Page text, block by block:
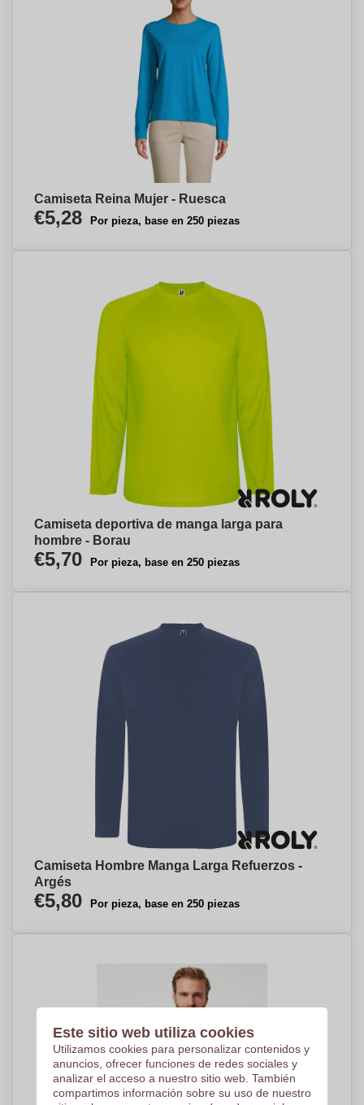
Camiseta Reina Mujer - Ruesca
€5,28 Por pieza, base en 250 piezas
Camiseta deportiva de manga larga para
hombre - Borau
€5,70 Por pieza, base en 250 piezas
Camiseta Hombre Manga Larga Refuerzos -
Argés
€5,80 Por pieza, base en 250 piezas
Este sitio web utiliza cookies
Utilizamos cookies para personalizar contenidos y
anuncios, ofrecer funciones de redes sociales y
analizar el acceso a nuestro sitio web. También
compartimos información sobre su uso de nuestro